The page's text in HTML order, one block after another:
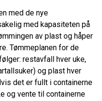
med de nye
med kapasiteten på
av plast og håper
Tømmeplanen for de
restavfall hver uke,
og plast hver
det er fullt i containerne
og vente til containerne